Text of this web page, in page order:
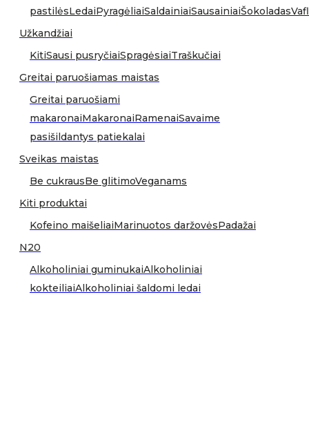
pastilėsLedaiPyragėliaiSaldainiaiSausainiaiŠokoladas
Užkandžiai
KitiSausi pusryčiaiSpragėsiaiTraškučiai
Greitai paruošiamas maistas
Greitai paruošiami
makaronaiMakaronaiRamenaiSavaime
pasišildantys patiekalai
Sveikas maistas
Be cukrausBe glitimoVeganams
Kiti produktai
Kofeino maišeliaiMarinuotos daržovėsPadažai
N20
Alkoholiniai guminukaiAlkoholiniai
kokteiliaiAlkoholiniai šaldomi ledai